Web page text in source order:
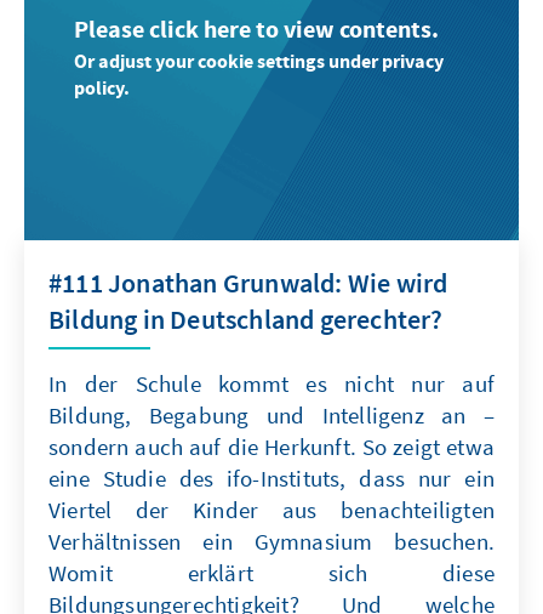
Please click here to view contents.
Or adjust your cookie settings under privacy
policy.
#111 Jonathan Grunwald: Wie wird
Bildung in Deutschland gerechter?
In der Schule kommt es nicht nur auf
Bildung, Begabung und Intelligenz an –
sondern auch auf die Herkunft. So zeigt etwa
eine Studie des ifo-Instituts, dass nur ein
Viertel der Kinder aus benachteiligten
Verhältnissen ein Gymnasium besuchen.
Womit erklärt sich diese
Bildungsungerechtigkeit? Und welche